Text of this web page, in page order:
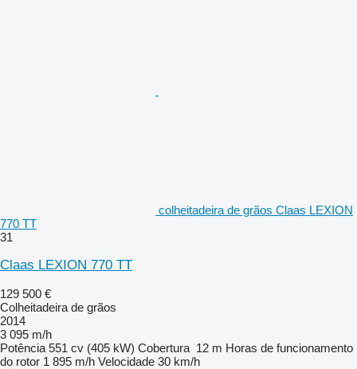
colheitadeira de grãos Claas LEXION
770 TT
31
Claas LEXION 770 TT
129 500 €
Colheitadeira de grãos
2014
3 095 m/h
Potência 551 cv (405 kW) Cobertura 12 m Horas de funcionamento
do rotor 1 895 m/h Velocidade 30 km/h